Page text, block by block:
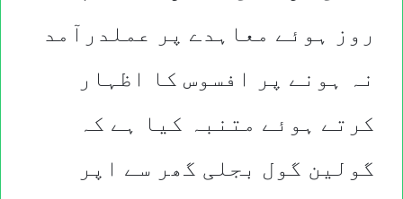
روز ہوئے معاہدے پر عملدرآمد
نہ ہونے پر
افسوس کا اظہار
کرتے ہوئے متنبہ کیا ہے کہ
گولین گول بجلی گھر سے اپر